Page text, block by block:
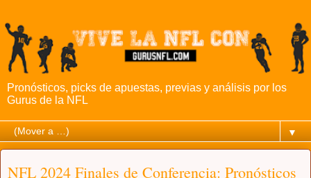
Pronósticos, picks de apuestas, previas y análisis por los
Gurus de la NFL
▼
NFL 2024 Finales de Conferencia: Pronósticos